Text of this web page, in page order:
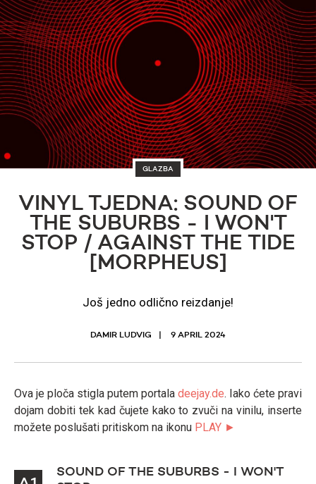
GLAZBA
VINYL TJEDNA: SOUND OF
THE SUBURBS - I WON'T
STOP / AGAINST THE TIDE
[MORPHEUS]
Još jedno odlično reizdanje!
DAMIR LUDVIG 9 APRIL 2024
Ova je ploča stigla putem portala deejay.de. Iako ćete pravi
dojam dobiti tek kad čujete kako to zvuči na vinilu, inserte
možete poslušati pritiskom na ikonu PLAY ►
SOUND OF THE SUBURBS - I WON'T